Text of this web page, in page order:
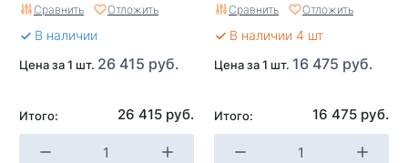
Сравнить Отложить
В наличии
Цена за 1 шт. 26 415 руб.
Итого: 26 415 руб.
Сравнить Отложить
В наличии 4 шт
Цена за 1 шт. 16 475 руб.
Итого: 16 475 руб.